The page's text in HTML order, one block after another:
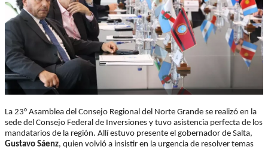
La 23° Asamblea del Consejo Regional del Norte Grande se realizó en la
sede del Consejo Federal de Inversiones y tuvo asistencia perfecta de los
mandatarios de la región. Allí estuvo presente el gobernador de Salta,
Gustavo Sáenz, quien volvió a insistir en la urgencia de resolver temas